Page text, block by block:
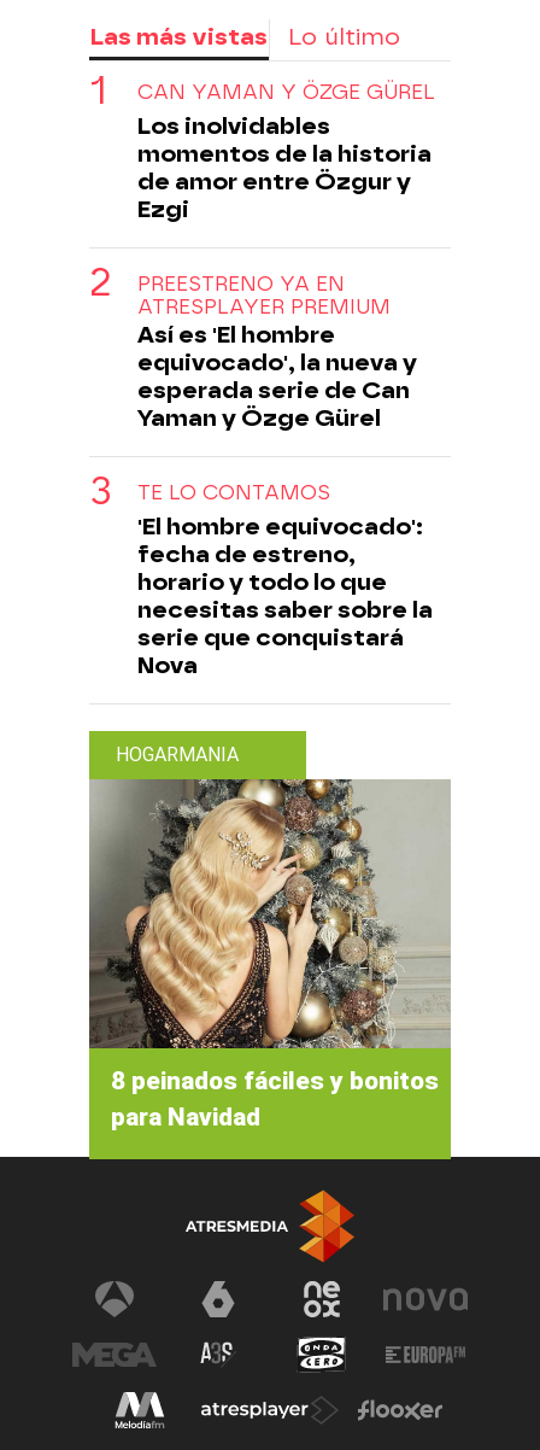
Las más vistas Lo último
CAN YAMAN Y ÖZGE GÜREL
Los inolvidables
momentos de la historia
de amor entre Özgur y
Ezgi
PREESTRENO YA EN
ATRESPLAYER PREMIUM
Así es 'El hombre
equivocado', la nueva y
esperada serie de Can
Yaman y Özge Gürel
TE LO CONTAMOS
'El hombre equivocado':
fecha de estreno,
horario y todo lo que
necesitas saber sobre la
serie que conquistará
Nova
HOGARMANIA
8 peinados fáciles y bonitos
para Navidad